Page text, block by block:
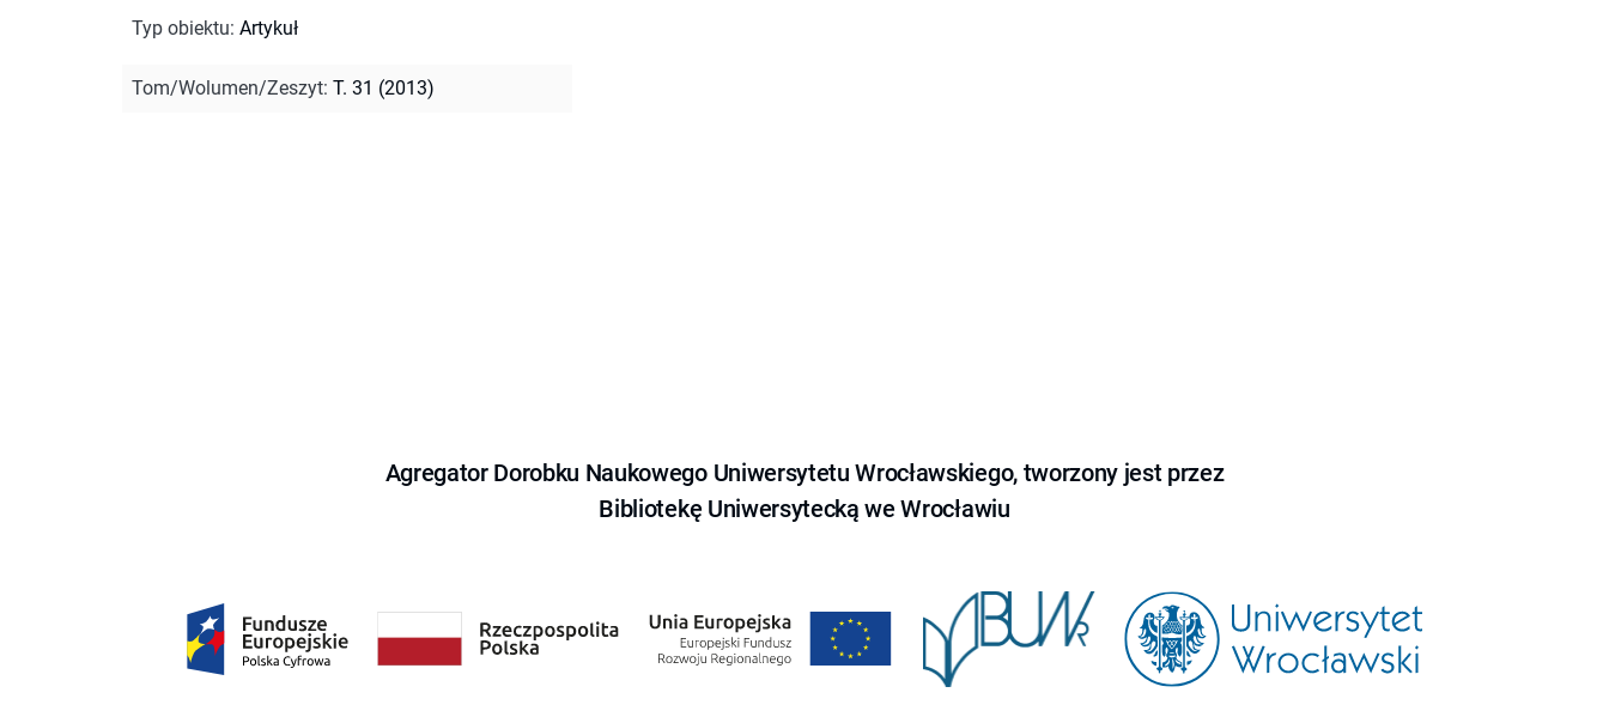
Typ obiektu: Artykuł
Tom/Wolumen/Zeszyt: T. 31 (2013)
Agregator Dorobku Naukowego Uniwersytetu Wrocławskiego, tworzony jest przez
Bibliotekę Uniwersytecką we Wrocławiu